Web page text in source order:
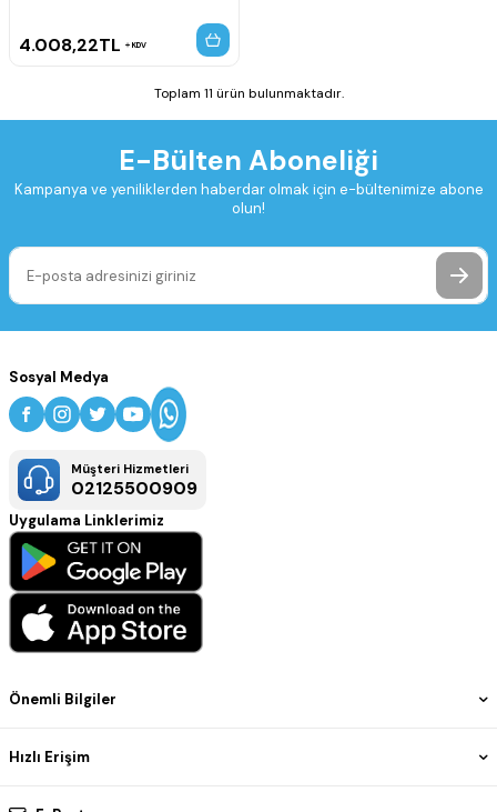
4.008,22TL KDV
Toplam 11 ürün bulunmaktadır.
E-Bülten Aboneliği
Kampanya ve yeniliklerden haberdar olmak için e-bültenimize abone
olun!
Önemli Bilgiler
Hızlı Erişim
Sosyal Medya
Müşteri Hizmetleri
02125500909
Uygulama Linklerimiz